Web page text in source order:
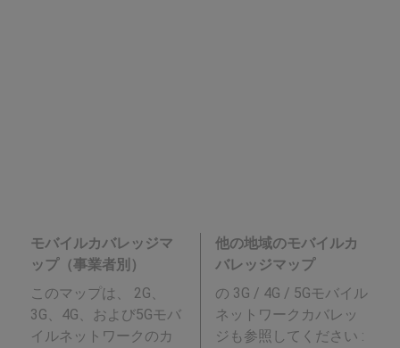
モバイルカバレッジマ
ップ（事業者別）
このマップは、 2G、
3G、4G、および5Gモバ
イルネットワークのカ
他の地域のモバイルカ
バレッジマップ
の 3G / 4G / 5Gモバイル
ネットワークカバレッ
ジも参照してください :